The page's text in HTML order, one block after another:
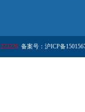
223226 备案号：沪ICP备